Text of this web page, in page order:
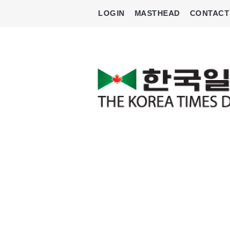
LOGIN MASTHEAD CONTACT